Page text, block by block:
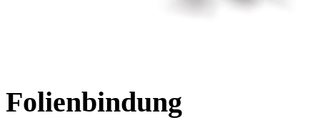
Folienbindung